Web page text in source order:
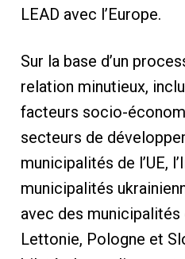
LEAD avec l’Europe.
Sur la base d’un
relation minutieux,
facteurs socio-
secteurs de
municipalités de l’UE,
municipalités
avec des municipalités
Lettonie, Pologne et